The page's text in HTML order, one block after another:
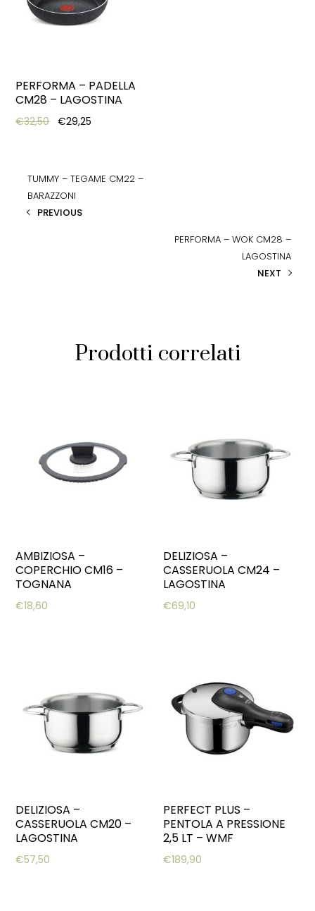
PERFORMA – PADELLA
CM28 – LAGOSTINA
€32,50 Original price was: €32,50.
€29,25
TUMMY – TEGAME CM22 –
BARAZZONI
PREVIOUS
PERFORMA – WOK CM28 –
LAGOSTINA
NEXT
Prodotti correlati
AMBIZIOSA –
COPERCHIO CM16 –
TOGNANA
€18,60
DELIZIOSA –
CASSERUOLA CM24 –
LAGOSTINA
€69,10
DELIZIOSA –
CASSERUOLA CM20 –
LAGOSTINA
€57,50
PERFECT PLUS –
PENTOLA A PRESSIONE
2,5 LT – WMF
€189,90